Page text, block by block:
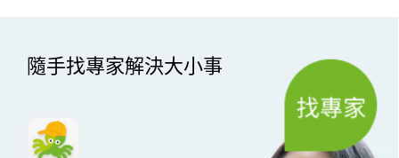
隨手找專家解決大小事